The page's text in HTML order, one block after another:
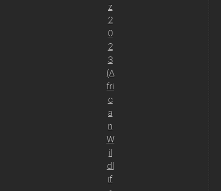
z
2
0
2
3
(A
fri
c
a
n
W
il
dl
if